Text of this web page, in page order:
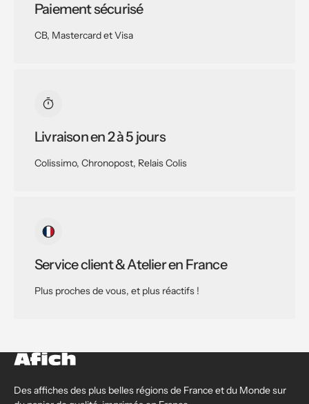
Paiement sécurisé
CB, Mastercard et Visa
Livraison en 2 à 5 jours
Colissimo, Chronopost, Relais Colis
Service client & Atelier en France
Plus proches de vous, et plus réactifs !
Des affiches des plus belles régions de France et du Monde sur